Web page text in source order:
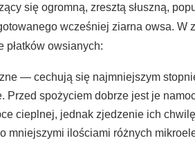
się ogromną, zresztą słuszną,
wcześniej ziarna owsa. W
płatków owsianych:
— cechują się najmniejszym
Przed spożyciem dobrze jest je
cieplnej, jednak zjedzenie ich
mniejszymi ilościami różnych